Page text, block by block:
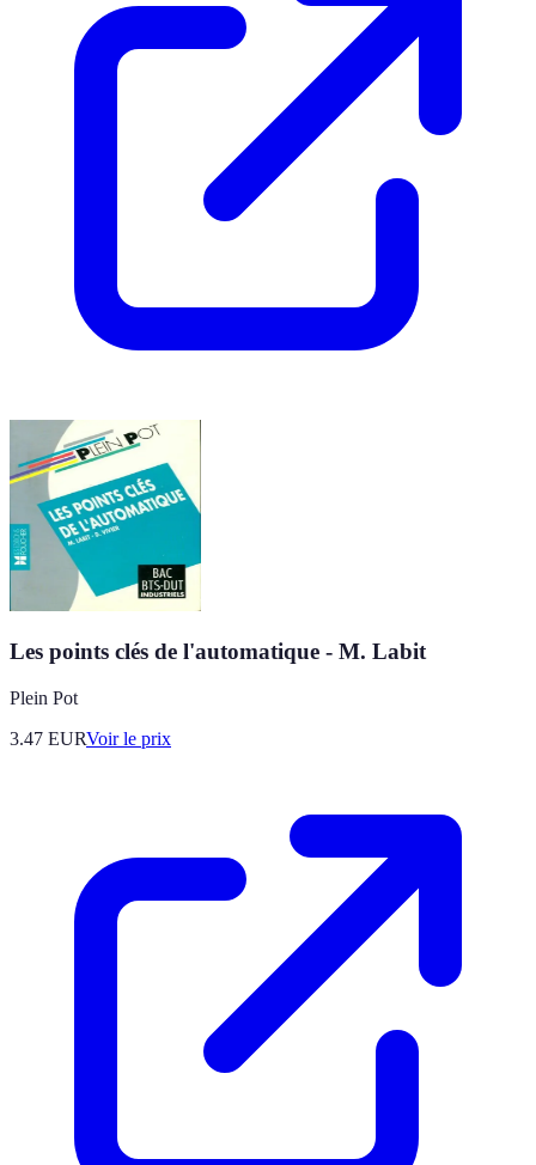
Les points clés de l'automatique - M. Labit
Plein Pot
3.47 EURVoir le prix